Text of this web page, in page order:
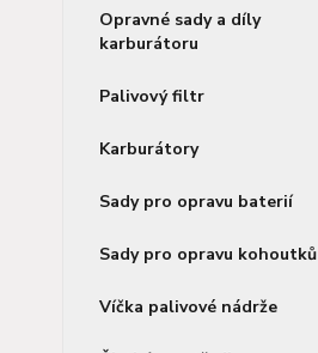
Opravné sady a díly
karburátoru
Palivový filtr
Karburátory
Sady pro opravu baterií
Sady pro opravu kohoutků
Víčka palivové nádrže